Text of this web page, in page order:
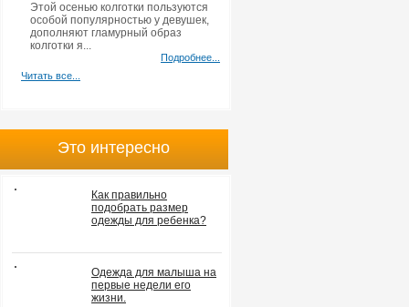
Этой осенью колготки пользуются
особой популярностью у девушек,
дополняют гламурный образ
колготки я...
Подробнее...
Читать все...
Это интересно
Как правильно
подобрать размер
одежды для ребенка?
Одежда для малыша на
первые недели его
жизни.